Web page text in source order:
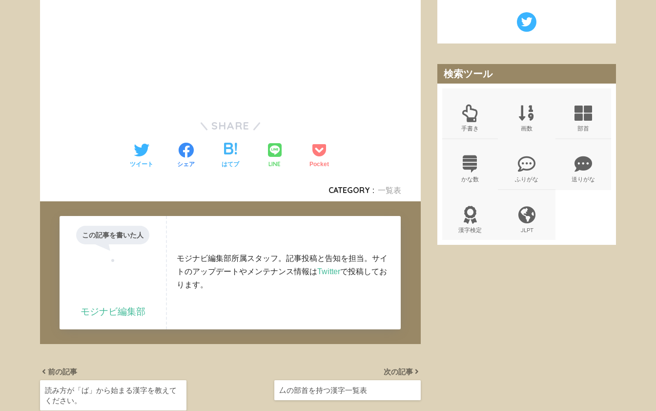
SHARE
ツイート シェア はてブ LINE Pocket
CATEGORY : 一覧表
この記事を書いた人
モジナビ編集部
モジナビ編集部所属スタッフ。記事投稿と告知を担当。サイ
トのアップデートやメンテナンス情報はTwitterで投稿してお
ります。
前の記事
読み方が「ば」から始まる漢字を教えて
ください。
次の記事
厶の部首を持つ漢字一覧表
検索ツール
手書き 画数 部首
かな数 ふりがな 送りがな
漢字検定 JLPT